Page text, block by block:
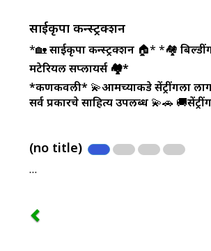
साईकृपा कन्स्ट्रक्शन
*🏡साईकृपा कन्स्ट्रक्शन 🏠* *🏘️
मटेरियल सप्लायर्स 🏘️*
*कणकवली* 💫आमच्याकडे सेंट्रींगला
सर्व प्रकारचे साहित्य उपलब्ध 💫🚗 🚚
(no title)
…